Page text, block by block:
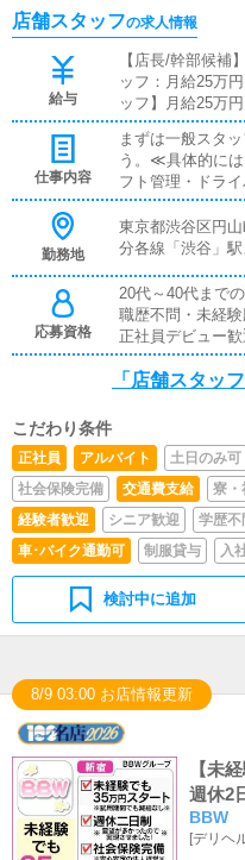
店舗スタッフの求人情報
給与
【店長/幹部候補
ッフ：月給25万
ッフ】月給25万
収1,000万円～
日 25万円～週休
万円／月月間の
支給されます。
仕事内容
まずは一般スタ
う。≪具体的に
フト管理・ドラ
ル集客構築 など
層顧客に対する
勤務地
東京都渋谷区円
分各線「渋谷」
応募資格
20代～40代まで
職歴不問・未経
正社員デビュー
遇。これまでに
す。
「店舗スタッフ
こだわり条件
正社員 アルバイト 土日のみ可
社会保険完備
交通費支給 寮・
経験者歓迎
シニア歓迎 学歴不
車･バイク通勤可
制服貸与 入
検討中に追加
8/9 03:00 お店情報更新
【未
週休2
宿で
BBW
[デリヘ